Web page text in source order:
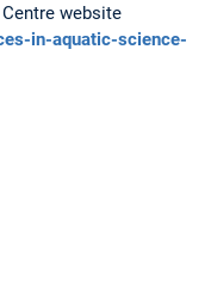
website
in-aquatic-science-